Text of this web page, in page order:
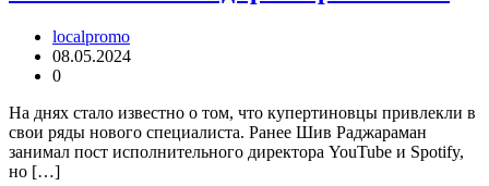
localpromo
08.05.2024
0
На днях стало известно о том, что купертиновцы привлекли в
свои ряды нового специалиста. Ранее Шив Раджараман
занимал пост исполнительного директора YouTube и Spotify,
но […]